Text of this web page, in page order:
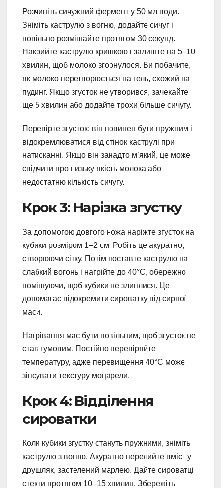
Розчиніть сичужний фермент у 50 мл води.
Зніміть каструлю з вогню, додайте сичуг і
повільно розмішайте протягом 30 секунд.
Накрийте каструлю кришкою і залиште на 5–10
хвилин, щоб молоко згорнулося. Ви побачите,
як молоко перетворюється на гель, схожий на
пудинг. Якщо згусток не утворився, зачекайте
ще 5 хвилин або додайте трохи більше сичугу.
Перевірте згусток: він повинен бути пружним і
відокремлюватися від стінок каструлі при
натисканні. Якщо він занадто м’який, це може
свідчити про низьку якість молока або
недостатню кількість сичугу.
Крок 3: Нарізка згустку
За допомогою довгого ножа наріжте згусток на
кубики розміром 1–2 см. Робіть це акуратно,
створюючи сітку. Потім поставте каструлю на
слабкий вогонь і нагрійте до 40°C, обережно
помішуючи, щоб кубики не злиплися. Це
допомагає відокремити сироватку від сирної
маси.
Нагрівання має бути повільним, щоб згусток не
став гумовим. Постійно перевіряйте
температуру, адже перевищення 40°C може
зіпсувати текстуру моцарели.
Крок 4: Відділення
сироватки
Коли кубики згустку стануть пружними, зніміть
каструлю з вогню. Акуратно перелийте вміст у
друшляк, застелений марлею. Дайте сироватці
стекти протягом 10–15 хвилин. Збережіть